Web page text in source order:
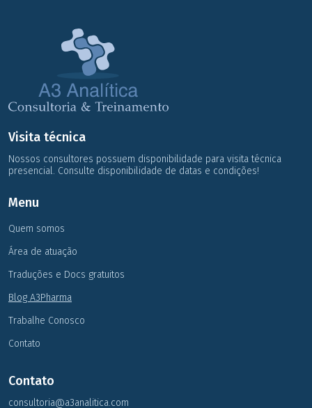
Visita técnica
Nossos consultores possuem disponibilidade para visita técnica
presencial. Consulte disponibilidade de datas e condições!
Menu
Quem somos
Área de atuação
Traduções e Docs gratuitos
Blog A3Pharma
Trabalhe Conosco
Contato
Contato
consultoria@a3analitica.com